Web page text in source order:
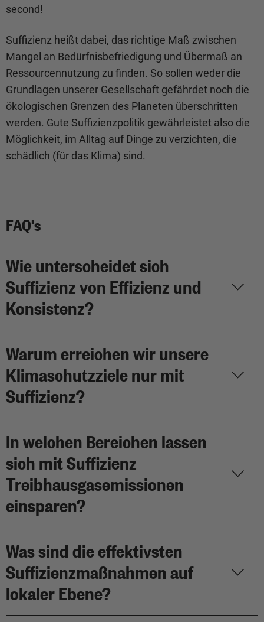
second!
Suffizienz heißt dabei, das richtige Maß zwischen
Mangel an Bedürfnisbefriedigung und Übermaß an
Ressourcennutzung zu finden. So sollen weder die
Grundlagen unserer Gesellschaft gefährdet noch die
ökologischen Grenzen des Planeten überschritten
werden. Gute Suffizienzpolitik gewährleistet also die
Möglichkeit, im Alltag auf Dinge zu verzichten, die
schädlich (für das Klima) sind.
FAQ's
Wie unterscheidet sich
Suffizienz von Effizienz und
Konsistenz?
Warum erreichen wir unsere
Klimaschutzziele nur mit
Suffizienz?
In welchen Bereichen lassen
sich mit Suffizienz
Treibhausgasemissionen
einsparen?
Was sind die effektivsten
Suffizienzmaßnahmen auf
lokaler Ebene?